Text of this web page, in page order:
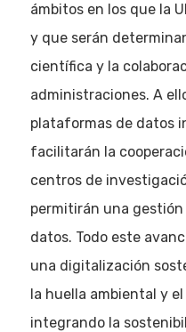
ámbitos en los que la
y que serán
científica y la
administraciones. A
plataformas de datos
facilitarán la
centros de
permitirán una
datos. Todo este
una digitalización
la huella ambiental y
integrando la